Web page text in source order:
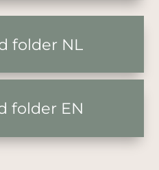
folder NL
folder EN